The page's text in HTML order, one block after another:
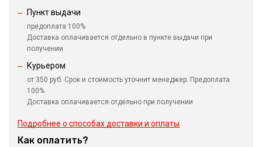
Пункт выдачи
предоплата 100%
Доставка оплачивается отдельно в пункте выдачи при
получении
Курьером
от 350 руб. Срок и стоимость уточнит менеджер. Предоплата
100%
Доставка оплачивается отдельно при получении
Подробнее о способах доставки и оплаты
Как оплатить?